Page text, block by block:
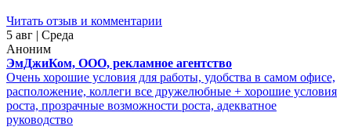
Читать отзыв и комментарии
5 авг | Среда
Аноним
ЭмДжиКом, ООО, рекламное агентство
Очень хорошие условия для работы, удобства в самом офисе,
расположение, коллеги все дружелюбные + хорошие условия
роста, прозрачные возможности роста, адекватное
руководство